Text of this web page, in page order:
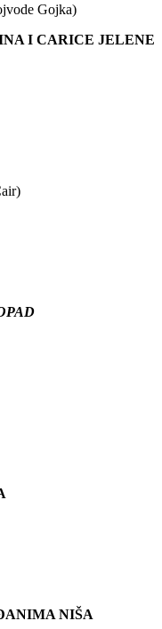
Gojka)
I CARICE JELENE
NIŠA